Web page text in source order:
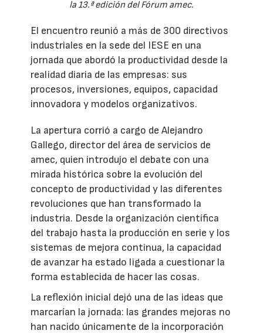
la 13.ª edición del Fórum amec.
El encuentro reunió a más de 300 directivos
industriales en la sede del IESE en una
jornada que abordó la productividad desde la
realidad diaria de las empresas: sus
procesos, inversiones, equipos, capacidad
innovadora y modelos organizativos.
La apertura corrió a cargo de Alejandro
Gallego, director del área de servicios de
amec, quien introdujo el debate con una
mirada histórica sobre la evolución del
concepto de productividad y las diferentes
revoluciones que han transformado la
industria. Desde la organización científica
del trabajo hasta la producción en serie y los
sistemas de mejora continua, la capacidad
de avanzar ha estado ligada a cuestionar la
forma establecida de hacer las cosas.
La reflexión inicial dejó una de las ideas que
marcarían la jornada: las grandes mejoras no
han nacido únicamente de la incorporación